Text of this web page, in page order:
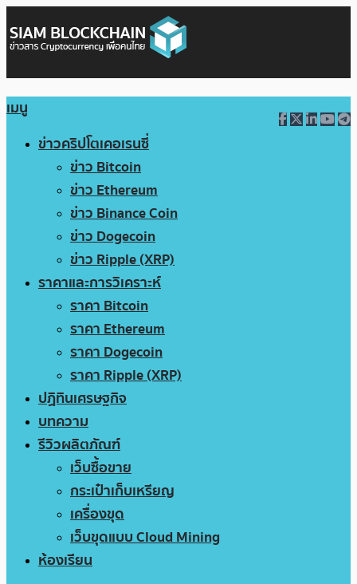
เมนู
ข่าวคริปโตเคอเรนซี่
ข่าว Bitcoin
ข่าว Ethereum
ข่าว Binance Coin
ข่าว Dogecoin
ข่าว Ripple (XRP)
ราคาและการวิเคราะห์
ราคา Bitcoin
ราคา Ethereum
ราคา Dogecoin
ราคา Ripple (XRP)
ปฏิทินเศรษฐกิจ
บทความ
รีวิวผลิตภัณฑ์
เว็บซื้อขาย
กระเป๋าเก็บเหรียญ
เครื่องขุด
เว็บขุดแบบ Cloud Mining
ห้องเรียน